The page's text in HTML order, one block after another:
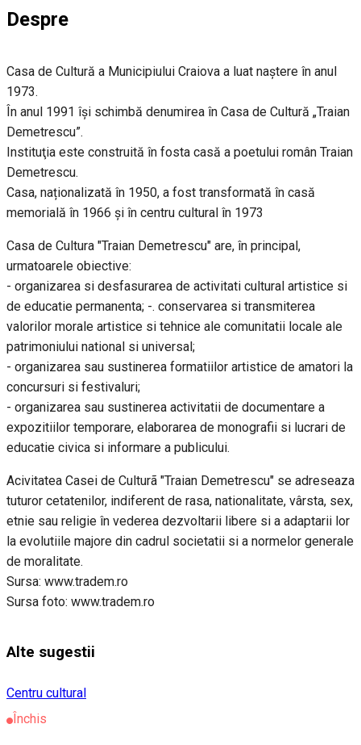
Despre
Casa de Cultură a Municipiului Craiova a luat naștere în anul
1973.
În anul 1991 își schimbă denumirea în Casa de Cultură „Traian
Demetrescu”.
Instituţia este construită în fosta casă a poetului român Traian
Demetrescu.
Casa, naționalizată în 1950, a fost transformată în casă
memorială în 1966 şi în centru cultural în 1973
Casa de Cultura "Traian Demetrescu" are, în principal,
urmatoarele obiective:
- organizarea si desfasurarea de activitati cultural artistice si
de educatie permanenta; -. conservarea si transmiterea
valorilor morale artistice si tehnice ale comunitatii locale ale
patrimoniului national si universal;
- organizarea sau sustinerea formatiilor artistice de amatori la
concursuri si festivaluri;
- organizarea sau sustinerea activitatii de documentare a
expozitiilor temporare, elaborarea de monografii si lucrari de
educatie civica si informare a publicului.
Acivitatea Casei de Culturã "Traian Demetrescu" se adreseaza
tuturor cetatenilor, indiferent de rasa, nationalitate, vârsta, sex,
etnie sau religie în vederea dezvoltarii libere si a adaptarii lor
la evolutiile majore din cadrul societatii si a normelor generale
de moralitate.
Sursa: www.tradem.ro
Sursa foto: www.tradem.ro
Alte sugestii
Centru cultural
Închis